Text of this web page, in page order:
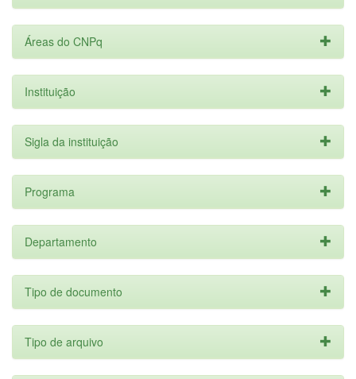
Áreas do CNPq
Instituição
Sigla da instituição
Programa
Departamento
Tipo de documento
Tipo de arquivo